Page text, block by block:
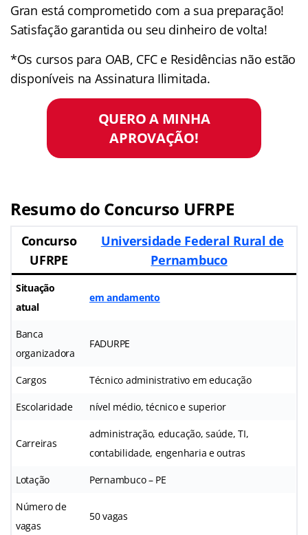
Gran está comprometido com a sua preparação!
Satisfação garantida ou seu dinheiro de volta!
*Os cursos para OAB, CFC e Residências não estão
disponíveis na Assinatura Ilimitada.
QUERO A MINHA
APROVAÇÃO!
Resumo do Concurso UFRPE
Concurso
UFRPE
Universidade Federal Rural de
Pernambuco
Situação
atual
em andamento
Banca
organizadora
FADURPE
Cargos Técnico administrativo em educação
Escolaridade nível médio, técnico e superior
Carreiras
administração, educação, saúde, TI,
contabilidade, engenharia e outras
Lotação Pernambuco – PE
Número de
vagas
50 vagas